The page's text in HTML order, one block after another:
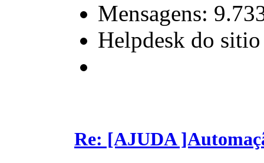
Mensagens:
Helpdesk do sitio
Re: [AJUDA